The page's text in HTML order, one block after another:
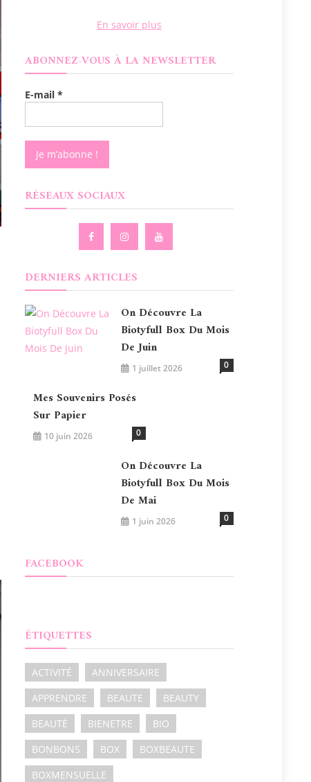
En savoir plus
ABONNEZ-VOUS À LA NEWSLETTER
E-mail *
RÉSEAUX SOCIAUX
DERNIERS ARTICLES
On Découvre La
Biotyfull Box Du Mois
De Juin
1 juillet 2026 0
Mes Souvenirs Posés
Sur Papier
10 juin 2026 0
On Découvre La
Biotyfull Box Du Mois
De Mai
1 juin 2026 0
FACEBOOK
ÉTIQUETTES
ACTIVITÉ
ANNIVERSAIRE
APPRENDRE
BEAUTE
BEAUTY
BEAUTÉ
BIENETRE
BIO
BONBONS
BOX
BOXBEAUTE
BOXMENSUELLE